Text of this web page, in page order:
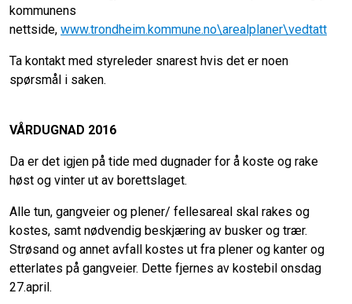
kommunens
nettside, www.trondheim.kommune.no\arealplaner\vedtatt
Ta kontakt med styreleder snarest hvis det er noen
spørsmål i saken.
VÅRDUGNAD 2016
Da er det igjen på tide med dugnader for å koste og rake
høst og vinter ut av borettslaget.
Alle tun, gangveier og plener/ fellesareal skal rakes og
kostes, samt nødvendig beskjæring av busker og trær.
Strøsand og annet avfall kostes ut fra plener og kanter og
etterlates på gangveier. Dette fjernes av kostebil onsdag
27.april.